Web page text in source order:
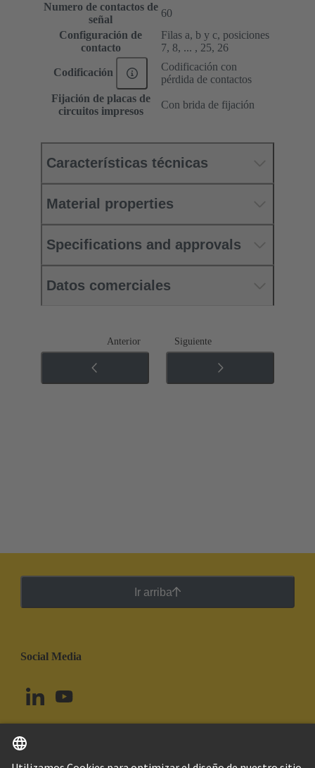
Numero de contactos de
señal
60
Configuración de
contacto
Filas a, b y c, posiciones
7, 8, ... , 25, 26
Codificación
Codificación con
pérdida de contactos
Fijación de placas de
circuitos impresos
Con brida de fijación
Características técnicas
Material properties
Specifications and approvals
Datos comerciales
Anterior Siguiente
Ir arriba
Social Media